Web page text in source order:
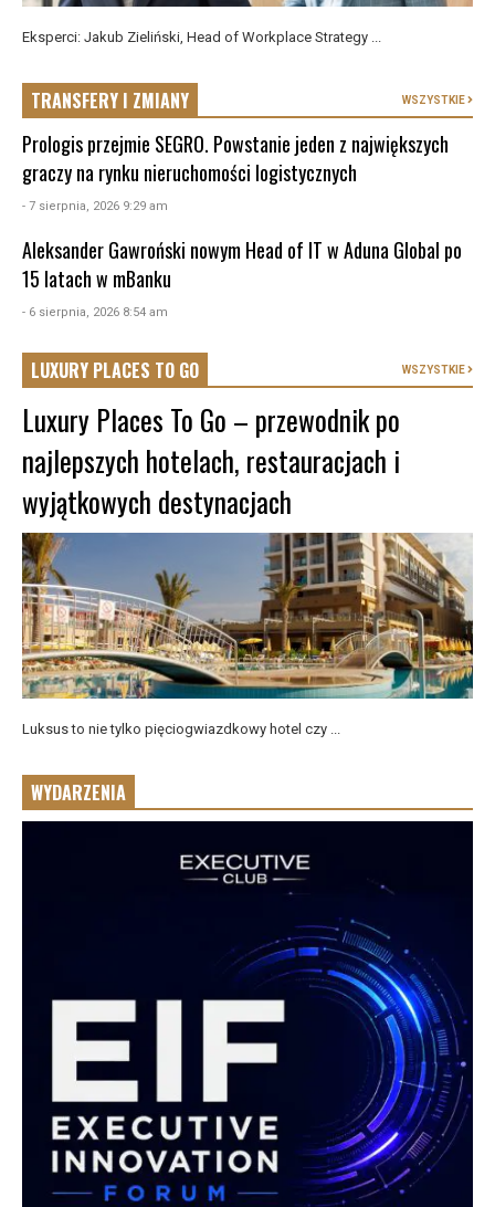
Eksperci: Jakub Zieliński, Head of Workplace Strategy ...
TRANSFERY I ZMIANY WSZYSTKIE
Prologis przejmie SEGRO. Powstanie jeden z największych
graczy na rynku nieruchomości logistycznych
- 7 sierpnia, 2026 9:29 am
Aleksander Gawroński nowym Head of IT w Aduna Global po
15 latach w mBanku
- 6 sierpnia, 2026 8:54 am
LUXURY PLACES TO GO WSZYSTKIE
Luxury Places To Go – przewodnik po
najlepszych hotelach, restauracjach i
wyjątkowych destynacjach
Luksus to nie tylko pięciogwiazdkowy hotel czy ...
WYDARZENIA